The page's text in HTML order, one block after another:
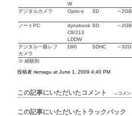
W
デジタルカメラ Optio-s SD ～2GB
ノートPC
dynabook
C8/213
LDDW
SD ～2GB
デジタル一眼レフ
カメラ
D90 SDHC ～
※ 経験則
投稿者 riemagu at June 1, 2009 4:40 PM
この記事にいただいたコメント →コメン
この記事にいただいたトラックバック